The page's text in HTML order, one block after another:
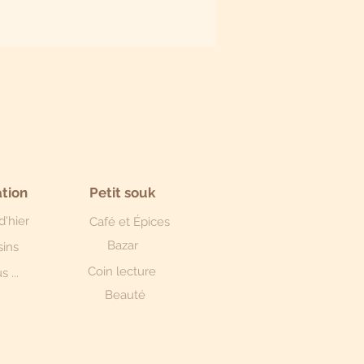
...
Petit souk
Café et Épices
Bazar
Coin lecture
Beauté